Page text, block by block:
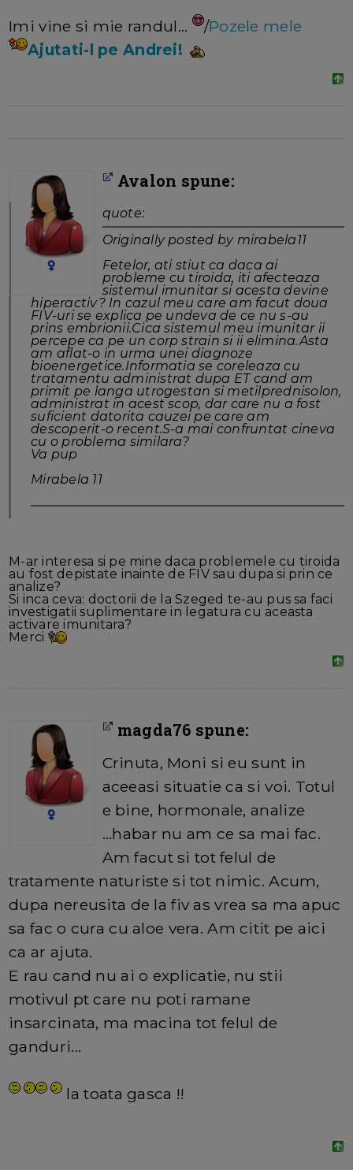
Imi vine si mie randul... /Pozele mele
Ajutati-l pe Andrei!
Avalon spune:
quote:
Originally posted by mirabela11
Fetelor, ati stiut ca daca ai
probleme cu tiroida, iti afecteaza
sistemul imunitar si acesta devine
hiperactiv? In cazul meu care am facut doua
FIV-uri se explica pe undeva de ce nu s-au
prins embrionii.Cica sistemul meu imunitar ii
percepe ca pe un corp strain si ii elimina.Asta
am aflat-o in urma unei diagnoze
bioenergetice.Informatia se coreleaza cu
tratamentu administrat dupa ET cand am
primit pe langa utrogestan si metilprednisolon,
administrat in acest scop, dar care nu a fost
suficient datorita cauzei pe care am
descoperit-o recent.S-a mai confruntat cineva
cu o problema similara?
Va pup
Mirabela 11
M-ar interesa si pe mine daca problemele cu tiroida
au fost depistate inainte de FIV sau dupa si prin ce
analize?
Si inca ceva: doctorii de la Szeged te-au pus sa faci
investigatii suplimentare in legatura cu aceasta
activare imunitara?
Merci
magda76 spune:
Crinuta, Moni si eu sunt in
aceeasi situatie ca si voi. Totul
e bine, hormonale, analize
...habar nu am ce sa mai fac.
Am facut si tot felul de
tratamente naturiste si tot nimic. Acum,
dupa nereusita de la fiv as vrea sa ma apuc
sa fac o cura cu aloe vera. Am citit pe aici
ca ar ajuta.
E rau cand nu ai o explicatie, nu stii
motivul pt care nu poti ramane
insarcinata, ma macina tot felul de
ganduri...
la toata gasca !!